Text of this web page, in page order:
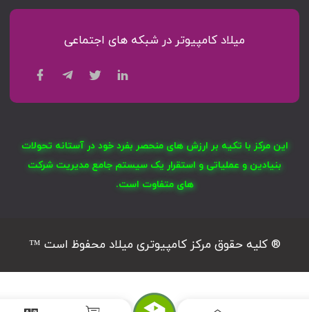
میلاد کامپیوتر در شبکه های اجتماعی
این مرکز با تکیه بر ارزش های منحصر بفرد خود در آستانه تحولات
بنیادین و عملیاتی و استقرار یک سیستم جامع مدیریت شرکت
های متفاوت است.
® کلیه حقوق مرکز کامپیوتری میلاد محفوظ است ™